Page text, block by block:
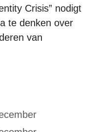
Crisis” nodigt
te denken over
van